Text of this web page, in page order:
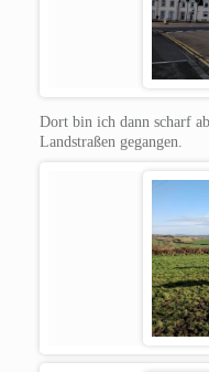
Dort bin ich dann scharf
Landstraßen gegangen.